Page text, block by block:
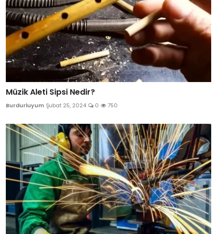
Müzik Aleti Sipsi Nedir?
Burdurluyum Şubat 25, 2024 0 750